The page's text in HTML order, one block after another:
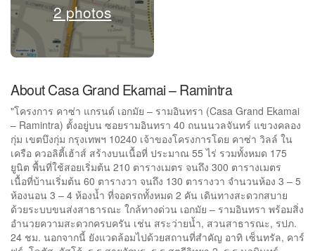
2 photos
About Casa Grand Ekamai – Ramintra
"โครงการ คาซ่า แกรนด์ เอกมัย – รามอินทรา (Casa Grand Ekamai
– Ramintra) ตั้งอยู่บน ซอยรามอินทรา 40 ถนนนวลจันทร์ แขวงคลอง
กุ่ม เขตบึงกุ่ม กรุงเทพฯ 10240 เจ้าของโครงการโดย คาซ่า วิลล์ ใน
เครือ ควอลิตี้เฮ้าส์ สร้างบนเนื้อที่ ประมาณ 55 ไร่ รวมทั้งหมด 175
ยูนิต พื้นที่ใช้สอยเริ่มต้น 210 ตารางเมตร จนถึง 300 ตารางเมตร
เนื้อที่บ้านเริ่มต้น 60 ตารางวา จนถึง 130 ตารางวา จำนวนห้อง 3 – 5
ห้องนอน 3 – 4 ห้องน้ำ ที่จอดรถทั้งหมด 2 คัน เดินทางสะดวกสบาย
ด้วยระบบขนส่งสาธารณะ ใกล้ทางด่วน เอกมัย – รามอินทรา พร้อมสิ่ง
อำนวยความสะดวกครบครัน เช่น สระว่ายน้ำ, สวนสาธารณะ, รปภ.
24 ชม. นอกจากนี้ ยังแวดล้อมไปด้วยสถานที่สำคัญ อาทิ เซ็นทรัล, คาร์